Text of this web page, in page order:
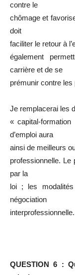
contre le
chômage et
doit
faciliter le retour à
également
carrière et de se
prémunir contre les
Je remplacerai les
« capital-
d’emploi aura
ainsi de meilleurs
professionnelle. Le
par la
loi ; les
négociation
interprofessionnelle.
QUESTION 6 :